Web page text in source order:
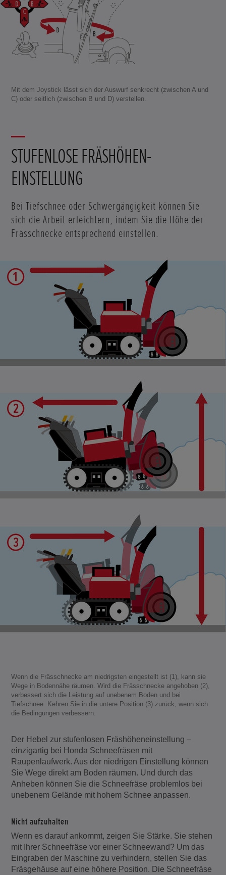
Mit dem Joystick lässt sich der Auswurf senkrecht (zwischen A und
C) oder seitlich (zwischen B und D) verstellen.
STUFENLOSE FRÄSHÖHEN-
EINSTELLUNG
Bei Tiefschnee oder Schwergängigkeit können Sie
sich die Arbeit erleichtern, indem Sie die Höhe der
Frässchnecke entsprechend einstellen.
Wenn die Frässchnecke am niedrigsten eingestellt ist (1), kann sie
Wege in Bodennähe räumen. Wird die Frässchnecke angehoben (2),
verbessert sich die Leistung auf unebenem Boden und bei
Tiefschnee. Kehren Sie in die untere Position (3) zurück, wenn sich
die Bedingungen verbessern.
Der Hebel zur stufenlosen Fräshöheneinstellung –
einzigartig bei Honda Schneefräsen mit
Raupenlaufwerk. Aus der niedrigen Einstellung können
Sie Wege direkt am Boden räumen. Und durch das
Anheben können Sie die Schneefräse problemlos bei
unebenem Gelände mit hohem Schnee anpassen.
Nicht aufzuhalten
Wenn es darauf ankommt, zeigen Sie Stärke. Sie stehen
mit Ihrer Schneefräse vor einer Schneewand? Um das
Eingraben der Maschine zu verhindern, stellen Sie das
Fräsgehäuse auf eine höhere Position. Die Schneefräse